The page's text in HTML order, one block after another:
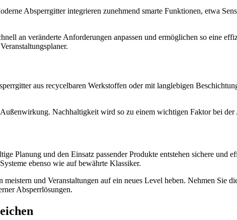
Absperrgitter integrieren zunehmend smarte Funktionen, etwa
an veränderte Anforderungen anpassen und ermöglichen so eine
aus recycelbaren Werkstoffen oder mit langlebigen
Nachhaltigkeit wird so zu einem wichtigen Faktor bei
Planung und den Einsatz passender Produkte entstehen sichere und
ebenso wie auf bewährte Klassiker.
und Veranstaltungen auf ein neues Level heben. Nehmen Sie
Absperrlösungen.